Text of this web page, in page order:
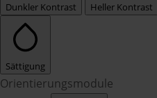
Dunkler Kontrast Heller Kontrast
Sättigung
Orientierungsmodule